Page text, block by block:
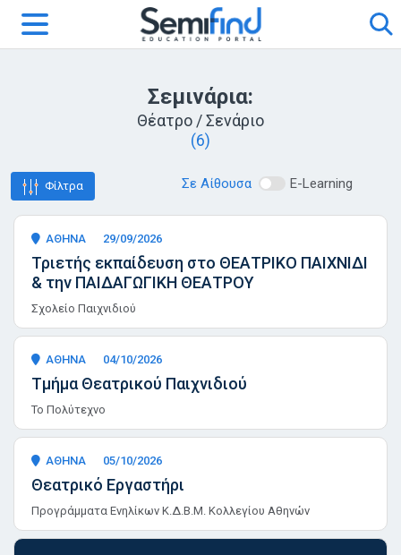
Σεμινάρια:
Θέατρο / Σενάριο
(6)
Φίλτρα Σε Αίθουσα E-Learning
ΑΘΗΝΑ 29/09/2026
Τριετής εκπαίδευση στο ΘΕΑΤΡΙΚΟ ΠΑΙΧΝΙΔΙ
& την ΠΑΙΔΑΓΩΓΙΚΗ ΘΕΑΤΡΟΥ
Σχολείο Παιχνιδιού
ΑΘΗΝΑ 04/10/2026
Τμήμα Θεατρικού Παιχνιδιού
Το Πολύτεχνο
ΑΘΗΝΑ 05/10/2026
Θεατρικό Εργαστήρι
Προγράμματα Ενηλίκων Κ.Δ.Β.Μ. Κολλεγίου Αθηνών